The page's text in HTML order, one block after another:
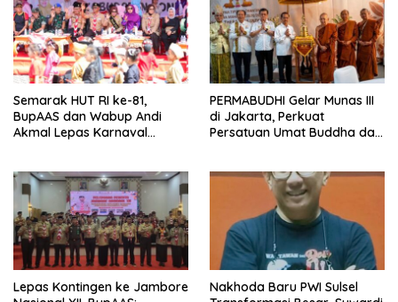
Semarak HUT RI ke-81,
BupAAS dan Wabup Andi
Akmal Lepas Karnaval
PERMABUDHI Gelar Munas III
di Jakarta, Perkuat
Persatuan Umat Buddha dan
Lepas Kontingen ke Jambore
Nakhoda Baru PWI Sulsel